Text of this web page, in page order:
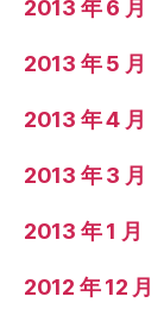
2013 年 6 月
2013 年 5 月
2013 年 4 月
2013 年 3 月
2013 年 1 月
2012 年 12 月